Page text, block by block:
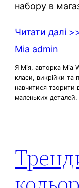
набору в
Читати далі >>
Mia admin
Я Мія, авторка Mia
класи, викрійки та
навчитися творити
маленьких деталей.